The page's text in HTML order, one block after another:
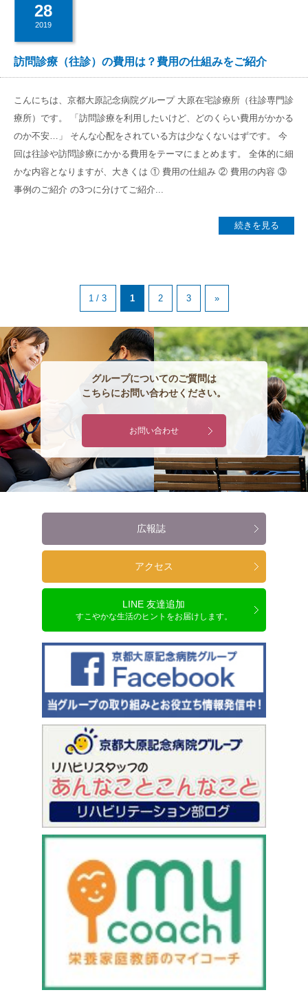
28
2019
訪問診療（往診）の費用は？費用の仕組みをご紹介
こんにちは、京都大原記念病院グループ 大原在宅診療所（往診専門診
療所）です。 「訪問診療を利用したいけど、どのくらい費用がかかる
のか不安…」 そんな心配をされている方は少なくないはずです。 今
回は往診や訪問診療にかかる費用をテーマにまとめます。 全体的に細
かな内容となりますが、大きくは ① 費用の仕組み ② 費用の内容 ③
事例のご紹介 の3つに分けてご紹介...
続きを見る
1 / 3 1 2 3 »
グループについてのご質問は
こちらにお問い合わせください。
お問い合わせ
広報誌
アクセス
LINE 友達追加
すこやかな生活のヒントをお届けします。